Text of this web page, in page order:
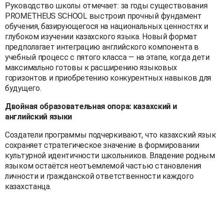
Руководство школы отмечает: за годы существования
PROMETHEUS SCHOOL выстроил прочный фундамент
обучения, базирующегося на национальных ценностях и
глубоком изучении казахского языка. Новый формат
предполагает интеграцию английского компонента в
учебный процесс с пятого класса — на этапе, когда дети
максимально готовы к расширению языковых
горизонтов и приобретению конкурентных навыков для
будущего.
Двойная образовательная опора: казахский и
английский языки
Создатели программы подчеркивают, что казахский язык
сохраняет стратегическое значение в формировании
культурной идентичности школьников. Владение родным
языком остаётся неотъемлемой частью становления
личности и гражданской ответственности каждого
казахстанца.